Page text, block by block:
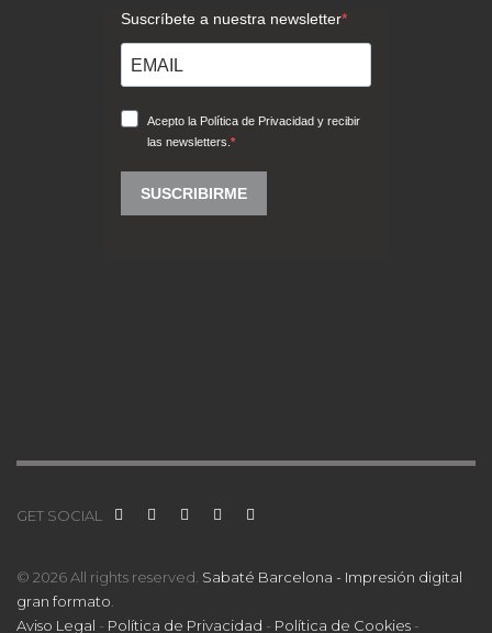
GET SOCIAL
© 2026 All rights reserved. Sabaté Barcelona - Impresión digital
gran formato
Aviso Legal - Política de Privacidad - Política de Cookies -